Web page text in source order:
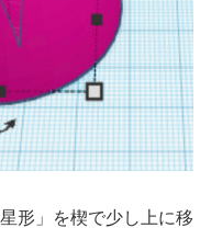
形」を楔で少し上に移